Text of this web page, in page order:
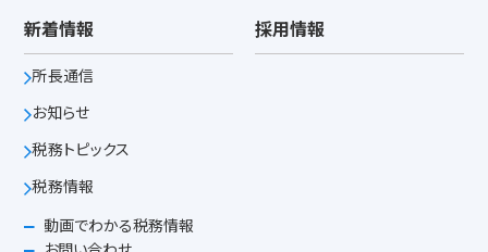
新着情報
所長通信
お知らせ
税務トピックス
税務情報
採用情報
動画でわかる税務情報